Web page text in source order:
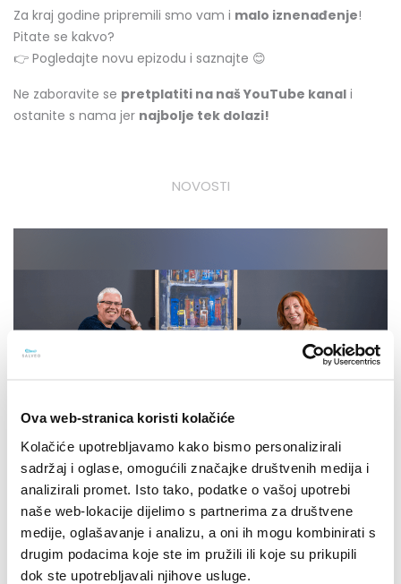
Ova web-stranica koristi kolačiće
Kolačiće upotrebljavamo kako bismo personalizirali
sadržaj i oglase, omogućili značajke društvenih medija i
analizirali promet. Isto tako, podatke o vašoj upotrebi
naše web-lokacije dijelimo s partnerima za društvene
medije, oglašavanje i analizu, a oni ih mogu kombinirati s
drugim podacima koje ste im pružili ili koje su prikupili
dok ste upotrebljavali njihove usluge.
Za kraj godine pripremili smo vam i malo iznenađenje!
Pitate se kakvo?
👉 Pogledajte novu epizodu i saznajte 😊
Ne zaboravite se pretplatiti na naš YouTube kanal i
ostanite s nama jer najbolje tek dolazi!
NOVOSTI
15.10.2025.
SPACE2TALK: Epizoda #14: [Intelekt,